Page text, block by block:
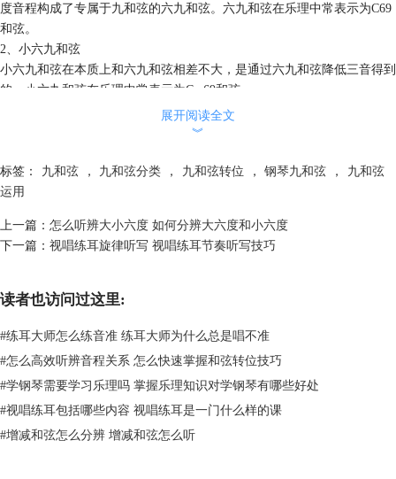
度音程构成了专属于九和弦的六九和弦。六九和弦在乐理中常表示为C69
和弦。
2、小六九和弦
小六九和弦在本质上和六九和弦相差不大，是通过六九和弦降低三音得到
的。小六九和弦在乐理中常表示为Cm69和弦。
属九挂四和弦在结构上是由1、3、5、6、9音级构成，同样是以三和弦为
了解了九和弦的种类之后，我们来说一说钢琴九和弦应该如何在歌曲伴奏
中使用。实际上，钢琴中的九和弦在整体上的声音表现相较于七和弦更加
力并不是很大，因此，九和弦在实际的钢琴演奏中常常扮演着过渡和弦的
过渡和弦实际上就是和弦与和弦之间的过渡音。尤其是当一个和弦与衔接
的下一个和弦构成三级关系的时候，在两个和弦中加入一个过渡和弦，这
样在听感上就会更加动人。而九和弦由于其柔和的特性，是作为过渡和弦
的一个好选择。
虽然九和弦在实际的使用中多以过渡和弦的角色出现，但这并不代表着九
和弦只能作为过渡和弦使用。实际上，在现在各种各样的音乐作品中，不
展开阅读全文
︾
标签： 九和弦 ， 九和弦分类 ， 九和弦转位 ， 钢琴九和弦 ，
九和弦
运用
上一篇： 怎么听辨大小六度 如何分辨大六度和小六度
下一篇： 视唱练耳旋律听写 视唱练耳节奏听写技巧
读者也访问过这里:
#练耳大师怎么练音准 练耳大师为什么总是唱不准
#怎么高效听辨音程关系 怎么快速掌握和弦转位技巧
#学钢琴需要学习乐理吗 掌握乐理知识对学钢琴有哪些好处
#视唱练耳包括哪些内容 视唱练耳是一门什么样的课
#增减和弦怎么分辨 增减和弦怎么听